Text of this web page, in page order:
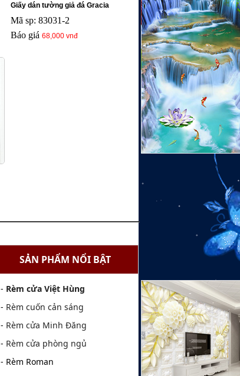
Giấy dán tường giả đá Gracia
Mã sp: 83031-2
Báo giá 68,000 vnđ
SẢN PHẨM NỔI BẬT
- Rèm cửa Việt Hùng
- Rèm cuốn cản sáng
- Rèm cửa Minh Đăng
- Rèm cửa phòng ngủ
- Rèm Roman